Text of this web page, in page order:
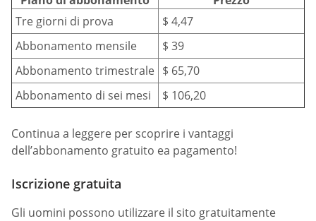
Tre giorni di prova
$ 4,47
Abbonamento mensile
$ 39
Abbonamento trimestrale $ 65,70
Abbonamento di sei mesi
$ 106,20
Continua a leggere per scoprire i vantaggi
dell’abbonamento gratuito ea pagamento!
Iscrizione gratuita
Gli uomini possono utilizzare il sito gratuitamente